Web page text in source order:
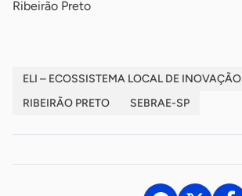
Ribeirão Preto
ELI – ECOSSISTEMA LOCAL DE INOVAÇÃO
RIBEIRÃO PRETO
SEBRAE-SP